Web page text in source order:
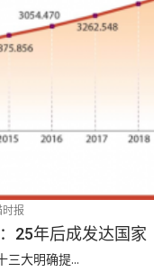
时报
25年后成发达国家
三大明确提...